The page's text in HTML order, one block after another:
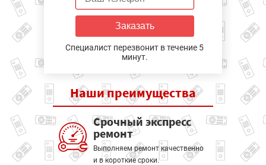
Заказать
Специалист перезвонит в течение 5
минут.
Нашипреимущества
Срочный экспресс
ремонт
Выполняем ремонт качественно
и в короткие сроки.